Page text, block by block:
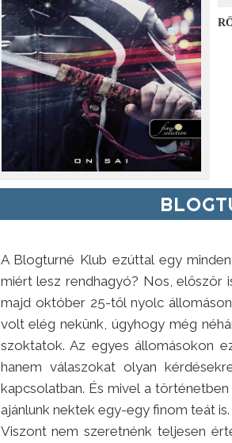
A Blogturné Klub ezúttal egy
miért lesz rendhagyó? Nos, először
majd október 25-től nyolc
volt elég nekünk, úgyhogy még
szoktatok. Az egyes állomásokon
hanem válaszokat olyan
kapcsolatban. És mivel a
ajánlunk nektek egy-egy finom teát is.
Viszont nem szeretnénk teljesen